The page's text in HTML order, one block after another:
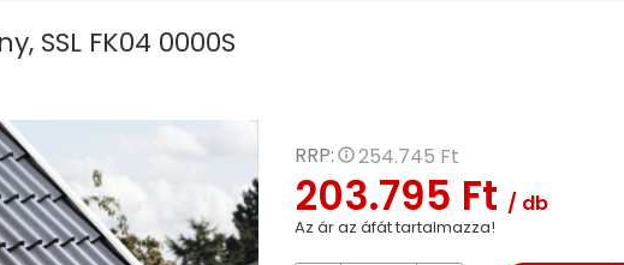
SSL FK04 0000S
RRP: 254.745 Ft
203.795 Ft / db
Az ár az áfát tartalmazza!